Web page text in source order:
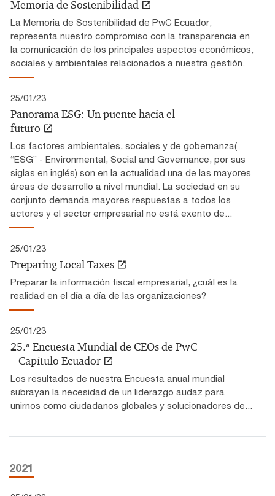
Memoria de Sostenibilidad
La Memoria de Sostenibilidad de PwC Ecuador,
representa nuestro compromiso con la transparencia en
la comunicación de los principales aspectos económicos,
sociales y ambientales relacionados a nuestra gestión.
25/01/23
Panorama ESG: Un puente hacia el
futuro
Los factores ambientales, sociales y de gobernanza(
“ESG” - Environmental, Social and Governance, por sus
siglas en inglés) son en la actualidad una de las mayores
áreas de desarrollo a nivel mundial. La sociedad en su
conjunto demanda mayores respuestas a todos los
actores y el sector empresarial no está exento de...
25/01/23
Preparing Local Taxes
Preparar la información fiscal empresarial, ¿cuál es la
realidad en el día a día de las organizaciones?
25/01/23
25.ª Encuesta Mundial de CEOs de PwC
– Capítulo Ecuador
Los resultados de nuestra Encuesta anual mundial
subrayan la necesidad de un liderazgo audaz para
unirnos como ciudadanos globales y solucionadores de...
2021